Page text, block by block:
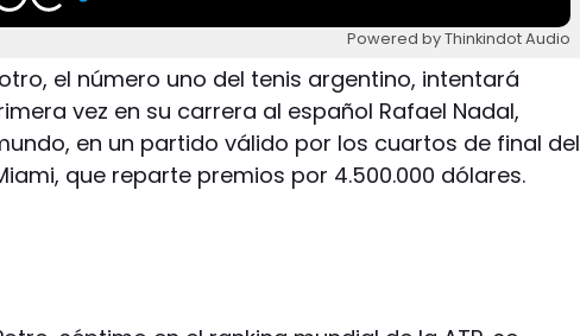
Powered by Thinkindot Audio
el número uno del tenis argentino, intentará
vez en su carrera al español Rafael Nadal,
en un partido válido por los cuartos de final del
que reparte premios por 4.500.000 dólares.